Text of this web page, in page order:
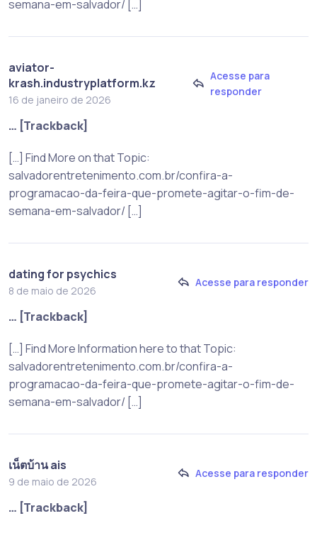
semana-em-salvador/ […]
aviator-
krash.industryplatform.kz
16 de janeiro de 2026
Acesse para
responder
… [Trackback]
[…] Find More on that Topic:
salvadorentretenimento.com.br/confira-a-
programacao-da-feira-que-promete-agitar-o-fim-de-
semana-em-salvador/ […]
dating for psychics
8 de maio de 2026
Acesse para responder
… [Trackback]
[…] Find More Information here to that Topic:
salvadorentretenimento.com.br/confira-a-
programacao-da-feira-que-promete-agitar-o-fim-de-
semana-em-salvador/ […]
เน็ตบ้าน ais
9 de maio de 2026
Acesse para responder
… [Trackback]